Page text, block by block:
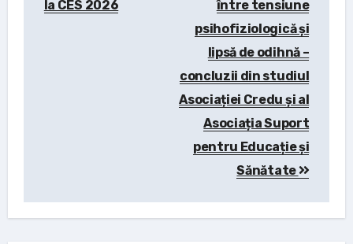
la CES 2026
între tensiune
psihofiziologică și
lipsă de odihnă –
concluzii din studiul
Asociației Credu și al
Asociația Suport
pentru Educație și
Sănătate